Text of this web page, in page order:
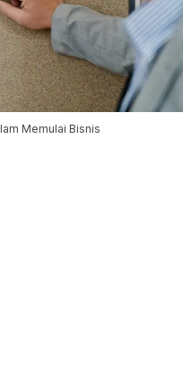
Memulai Bisnis